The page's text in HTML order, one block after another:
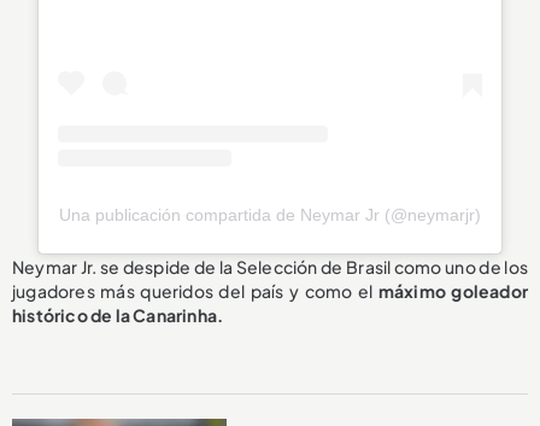
Una publicación compartida de Neymar Jr (@neymarjr)
Neymar Jr. se despide de la Selección de Brasil como uno de los
jugadores más queridos del país y como el máximo goleador
histórico de la Canarinha.